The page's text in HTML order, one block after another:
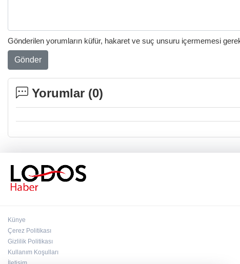
Gönderilen yorumların küfür, hakaret ve suç unsuru içermemesi
Gönder
Yorumlar (0)
Künye
Çerez Politikası
Gizlilik Politikası
Kullanım Koşulları